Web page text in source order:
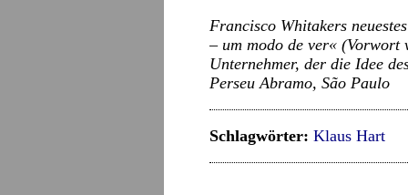
Francisco Whitakers
– um modo de ver«
Unternehmer, der die Idee
Perseu Abramo, São Paulo
Schlagwörter: Klaus Hart